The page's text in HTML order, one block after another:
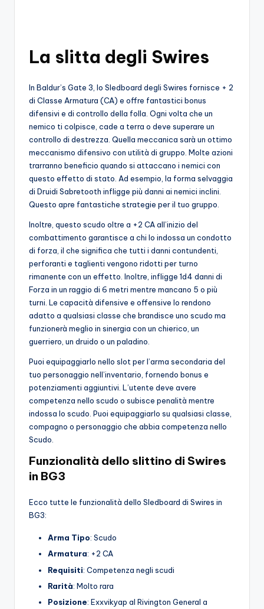
La slitta degli Swires
In Baldur’s Gate 3, lo Sledboard degli Swires fornisce + 2
di Classe Armatura (CA) e offre fantastici bonus
difensivi e di controllo della folla. Ogni volta che un
nemico ti colpisce, cade a terra o deve superare un
controllo di destrezza. Quella meccanica sarà un ottimo
meccanismo difensivo con utilità di gruppo. Molte azioni
trarranno beneficio quando si attaccano i nemici con
questo effetto di stato. Ad esempio, la forma selvaggia
di Druidi Sabretooth infligge più danni ai nemici inclini.
Questo apre fantastiche strategie per il tuo gruppo.
Inoltre, questo scudo oltre a +2 CA all’inizio del
combattimento garantisce a chi lo indossa un condotto
di forza, il che significa che tutti i danni contundenti,
perforanti e taglienti vengono ridotti per turno
rimanente con un effetto. Inoltre, infligge 1d4 danni di
Forza in un raggio di 6 metri mentre mancano 5 o più
turni. Le capacità difensive e offensive lo rendono
adatto a qualsiasi classe che brandisce uno scudo ma
funzionerà meglio in sinergia con un chierico, un
guerriero, un druido o un paladino.
Puoi equipaggiarlo nello slot per l’arma secondaria del
tuo personaggio nell’inventario, fornendo bonus e
potenziamenti aggiuntivi. L’utente deve avere
competenza nello scudo o subisce penalità mentre
indossa lo scudo. Puoi equipaggiarlo su qualsiasi classe,
compagno o personaggio che abbia competenza nello
Scudo.
Funzionalità dello slittino di Swires
in BG3
Ecco tutte le funzionalità dello Sledboard di Swires in
BG3:
Arma Tipo: Scudo
Armatura: +2 CA
Requisiti: Competenza negli scudi
Rarità: Molto rara
Posizione: Exxvikyap al Rivington General a